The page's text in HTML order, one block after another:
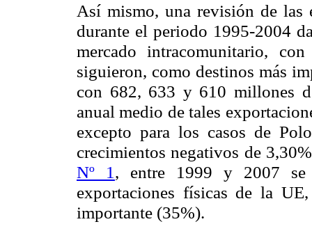
Así mismo, una revisión de
durante el periodo 1995-2004
mercado intracomunitario,
siguieron, como destinos más
con 682, 633 y 610 millones
anual medio de tales
excepto para los casos de
crecimientos negativos de
Nº 1 , entre 1999 y 2007 se
exportaciones físicas de la UE
importante (35%).